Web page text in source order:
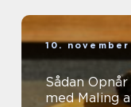
10.
Sådan
med Maling